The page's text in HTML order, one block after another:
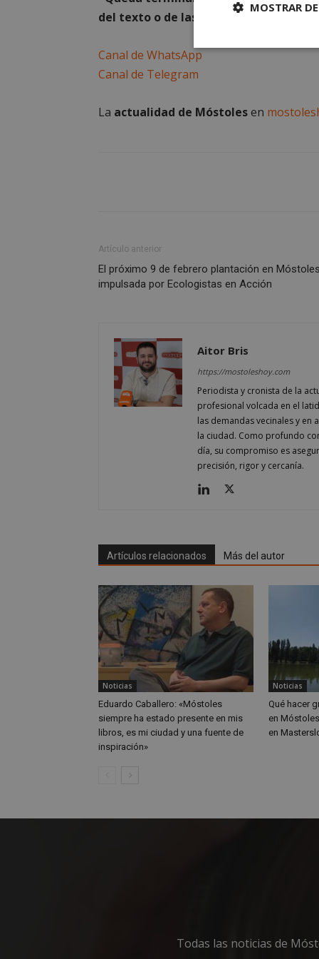
del texto o de las imágenes que
Canal de WhatsApp
Canal de Telegram
La actualidad de Móstolesen
Artículo anterior
El próximo 9 de febrero plantación en Móstoles
impulsada por Ecologistas en Acción
Aitor Bris
https://mostoleshoy.com
Periodista y cronista de la
profesional volcada en el
las demandas vecinales y
la ciudad. Como profundo
día, su compromiso es
precisión, rigor y cercanía.
Artículos relacionados Más del autor
Noticias
Eduardo Caballero: «Móstoles
siempre ha estado presente en mis
libros, es mi ciudad y una fuente de
inspiración»
Noticias
Qué hacer
en
en
Todas las noticias de
MOSTRAR
Cookies
PHPSESSID
__cf_bm
_grecaptcha
Nombre
YSC
Nombre
/
Inc.
_cfuvid
Nombre